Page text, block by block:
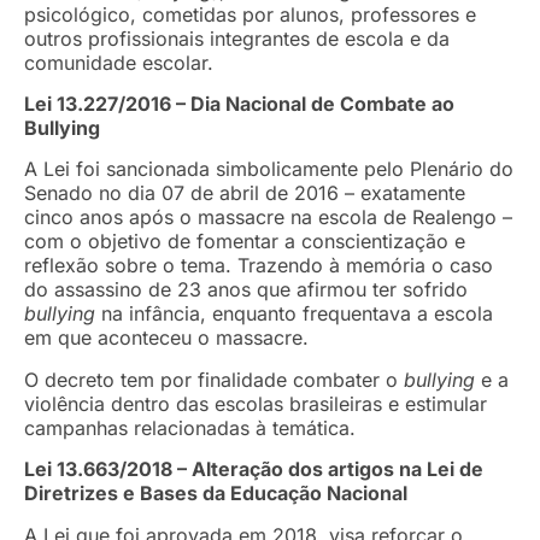
psicológico, cometidas por alunos, professores e
outros profissionais integrantes de escola e da
comunidade escolar.
Lei 13.227/2016 – Dia Nacional de Combate ao
Bullying
A Lei foi sancionada simbolicamente pelo Plenário do
Senado no dia 07 de abril de 2016 – exatamente
cinco anos após o massacre na escola de Realengo –
com o objetivo de fomentar a conscientização e
reflexão sobre o tema. Trazendo à memória o caso
do assassino de 23 anos que afirmou ter sofrido
bullying na infância, enquanto frequentava a escola
em que aconteceu o massacre.
O decreto tem por finalidade combater o bullying e a
violência dentro das escolas brasileiras e estimular
campanhas relacionadas à temática.
Lei 13.663/2018 – Alteração dos artigos na Lei de
Diretrizes e Bases da Educação Nacional
A Lei que foi aprovada em 2018, visa reforçar o